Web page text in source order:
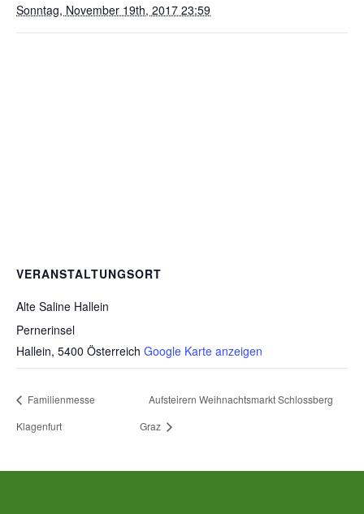
Sonntag, November 19th, 2017 23:59
VERANSTALTUNGSORT
Alte Saline Hallein
Pernerinsel
Hallein, 5400 Österreich Google Karte anzeigen
Familienmesse
Klagenfurt
Aufsteirern Weihnachtsmarkt Schlossberg
Graz